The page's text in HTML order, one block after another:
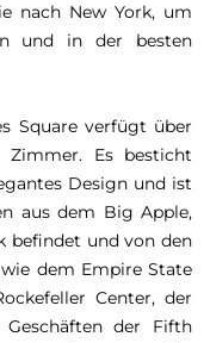
nach New York, um
und in der besten
Square verfügt über
Es besticht
Design und ist
aus dem Big Apple,
befindet und von den
dem Empire State
Center, der
der Fifth